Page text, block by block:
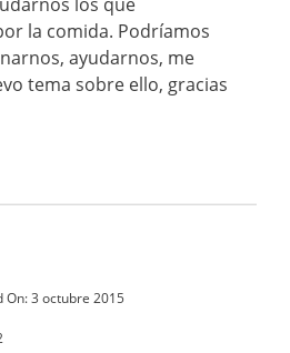
la comida. Podríamos
ayudarnos, me
tema sobre ello, gracias
On:3 octubre 2015